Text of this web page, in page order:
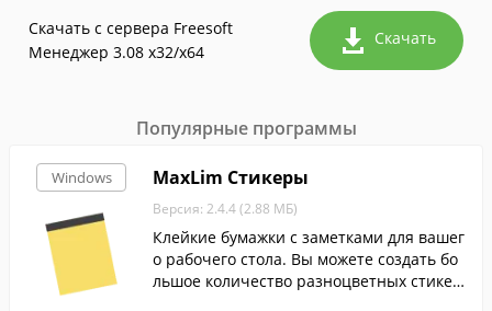
Скачать с сервера Freesoft
Менеджер 3.08 x32/x64
Скачать
Популярные программы
Windows MaxLim Стикеры
Версия: 2.4.4 (2.88 МБ)
Клейкие бумажки с заметками для вашег
о рабочего стола. Вы можете создать бо
льшое количество разноцветных стикер